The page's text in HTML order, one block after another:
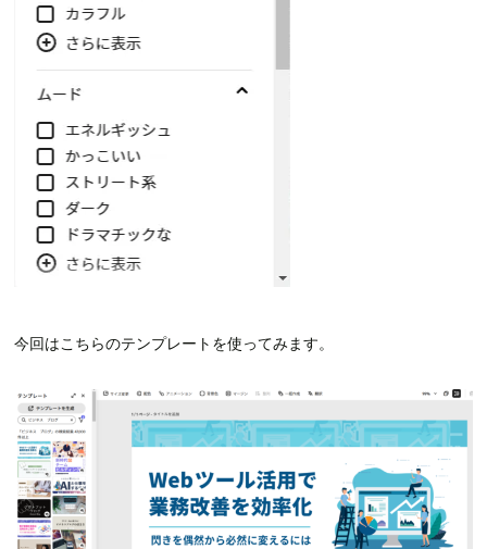
今回はこちらのテンプレートを使ってみます。